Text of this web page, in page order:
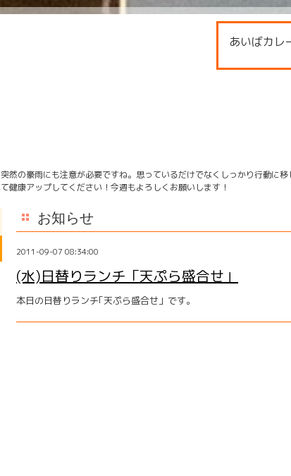
あいばカレ
然の豪雨にも注意が必要ですね。思っているだけでなくしっかり行動に
健康アップしてください！今週もよろしくお願いします！
お知らせ
2011-09-07 08:34:00
(水)日替りランチ「天ぷら盛合せ」
本日の日替りランチ｢天ぷら盛合せ」です。